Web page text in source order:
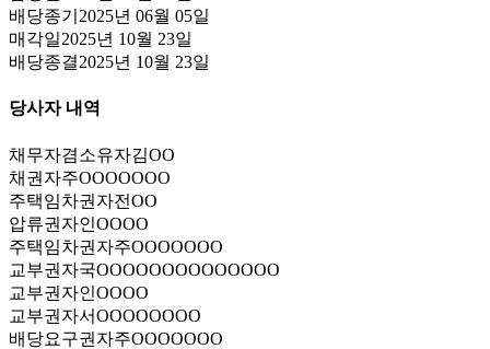
배당종기 2025년 06월 05일
매각일2025년 10월 23일
배당종결2025년 10월 23일
당사자 내역
채무자겸소유자김OO
채권자주OOOOOOO
주택임차권자전OO
압류권자인OOOO
주택임차권자주OOOOOOO
교부권자국OOOOOOOOOOOOOO
교부권자인OOOO
교부권자서OOOOOOOO
배당요구권자주OOOOOOO